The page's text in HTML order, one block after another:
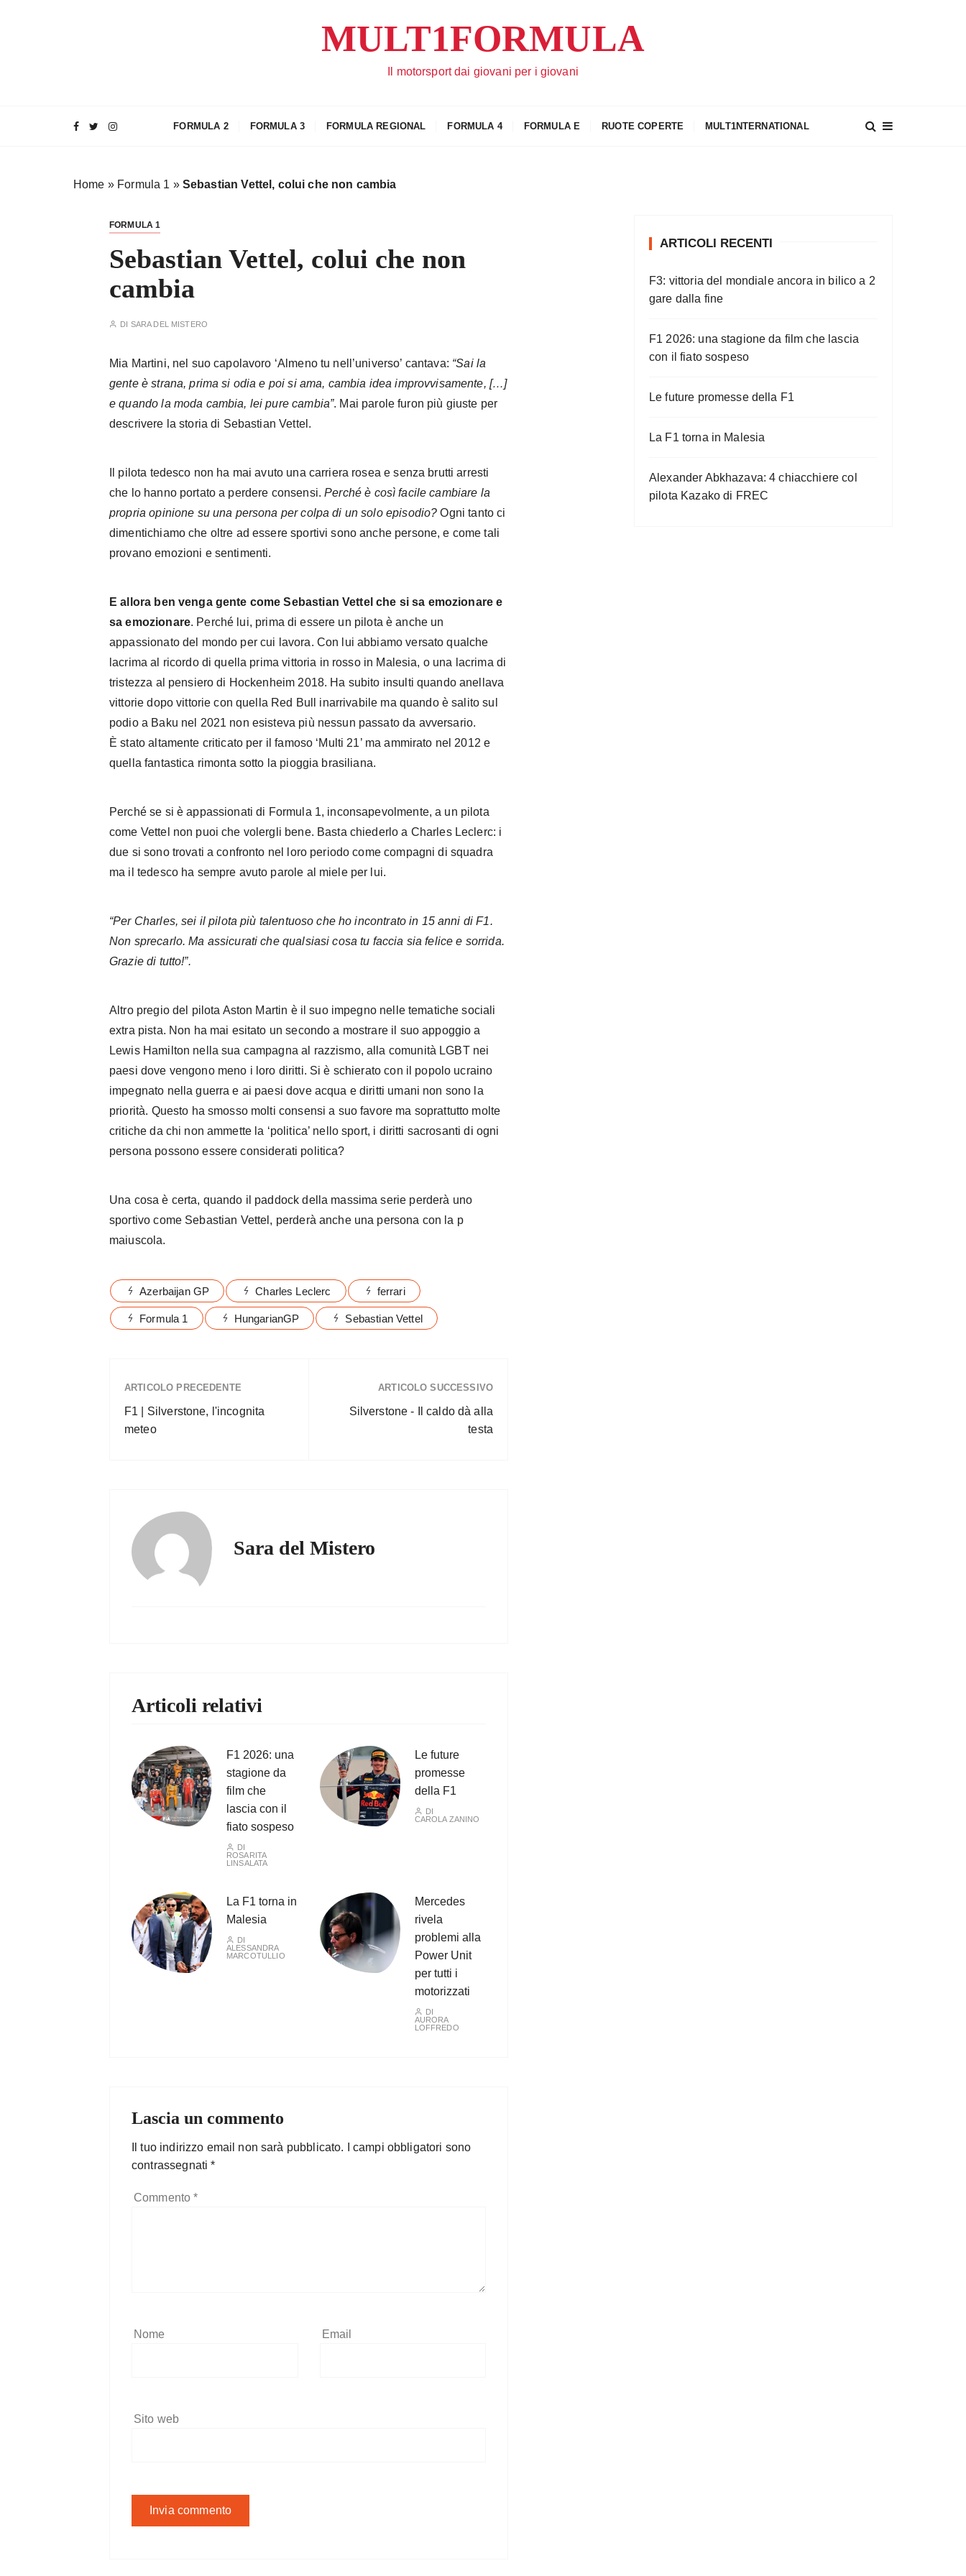
MULT1FORMULA
Il motorsport dai giovani per i giovani
FORMULA 2 FORMULA 3 FORMULA REGIONAL FORMULA 4 FORMULA E RUOTE COPERTE MULT1NTERNATIONAL
Home » Formula 1 » Sebastian Vettel, colui che non cambia
FORMULA 1
Sebastian Vettel, colui che non
cambia
DI SARA DEL MISTERO
Mia Martini, nel suo capolavoro ‘Almeno tu nell’universo’ cantava: “Sai la
gente è strana, prima si odia e poi si ama, cambia idea improvvisamente, […]
e quando la moda cambia, lei pure cambia”. Mai parole furon più giuste per
descrivere la storia di Sebastian Vettel.
Il pilota tedesco non ha mai avuto una carriera rosea e senza brutti arresti
che lo hanno portato a perdere consensi.Perché è così facile cambiare la
propria opinione su una persona per colpa di un solo episodio?Ogni tanto ci
dimentichiamo che oltre ad essere sportivi sono anche persone, e come tali
provano emozioni e sentimenti.
E allora ben venga gente come Sebastian Vettel che si sa emozionare e
sa emozionare. Perché lui, prima di essere un pilota è anche un
appassionato del mondo per cui lavora. Con lui abbiamo versato qualche
lacrima al ricordo di quella prima vittoria in rosso in Malesia, o una lacrima di
tristezza al pensiero di Hockenheim 2018. Ha subito insulti quando anellava
vittorie dopo vittorie con quella Red Bull inarrivabile ma quando è salito sul
podio a Baku nel 2021 non esisteva più nessun passato da avversario.
È stato altamente criticato per il famoso ‘Multi 21’ ma ammirato nel 2012 e
quella fantastica rimonta sotto la pioggia brasiliana.
Perché se si è appassionati di Formula 1, inconsapevolmente, a un pilota
come Vettel non puoi che volergli bene. Basta chiederlo a Charles Leclerc: i
due si sono trovati a confronto nel loro periodo come compagni di squadra
ma il tedesco ha sempre avuto parole al miele per lui.
“Per Charles, sei il pilota più talentuoso che ho incontrato in 15 anni di F1.
Non sprecarlo. Ma assicurati che qualsiasi cosa tu faccia sia felice e sorrida.
Grazie di tutto!”.
Altro pregio del pilota Aston Martin è il suo impegno nelle tematiche sociali
extra pista. Non ha mai esitato un secondo a mostrare il suo appoggio a
Lewis Hamilton nella sua campagna al razzismo, alla comunità LGBT nei
paesi dove vengono meno i loro diritti. Si è schierato con il popolo ucraino
impegnato nella guerra e ai paesi dove acqua e diritti umani non sono la
priorità. Questo ha smosso molti consensi a suo favore ma soprattutto molte
critiche da chi non ammette la ‘politica’ nello sport, i diritti sacrosanti di ogni
persona possono essere considerati politica?
Una cosa è certa, quando il paddock della massima serie perderà uno
sportivo come Sebastian Vettel, perderà anche una persona con la p
maiuscola.
Azerbaijan GP Charles Leclerc ferrari
Formula 1 HungarianGP Sebastian Vettel
ARTICOLO PRECEDENTE
F1 | Silverstone, l'incognita
meteo
ARTICOLO SUCCESSIVO
Silverstone - Il caldo dà alla
testa
Sara del Mistero
Articoli relativi
F1 2026: una
stagione da
film che
lascia con il
fiato sospeso
DI
ROSARITA
LINSALATA
Le future
promesse
della F1
DI
CAROLA ZANINO
La F1 torna in
Malesia
DI
ALESSANDRA
MARCOTULLIO
Mercedes
rivela
problemi alla
Power Unit
per tutti i
motorizzati
DI
AURORA
LOFFREDO
Lascia un commento
Il tuo indirizzo email non sarà pubblicato.
I campi obbligatori sono
contrassegnati*
Commento*
Nome Email
Sito web
ARTICOLI RECENTI
F3: vittoria del mondiale ancora in bilico a 2
gare dalla fine
F1 2026: una stagione da film che lascia
con il fiato sospeso
Le future promesse della F1
La F1 torna in Malesia
Alexander Abkhazava: 4 chiacchiere col
pilota Kazako di FREC